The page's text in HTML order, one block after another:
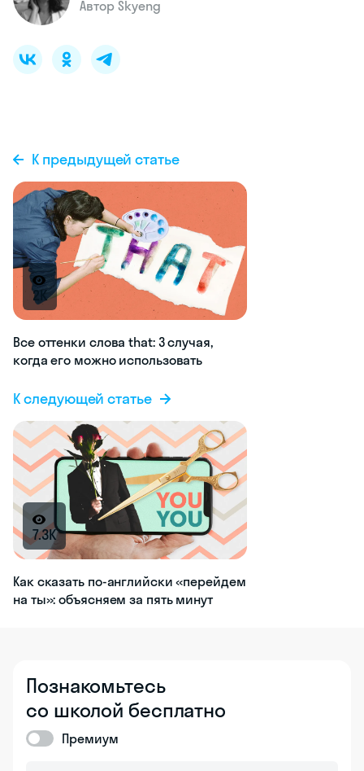
Автор Skyeng
К предыдущей статье
2K
Все оттенки слова that: 3 случая,
когда его можно использовать
К следующей статье
7.3K
Как сказать по-английски «перейдем
на ты»: объясняем за пять минут
Познакомьтесь
со школой бесплатно
Премиум